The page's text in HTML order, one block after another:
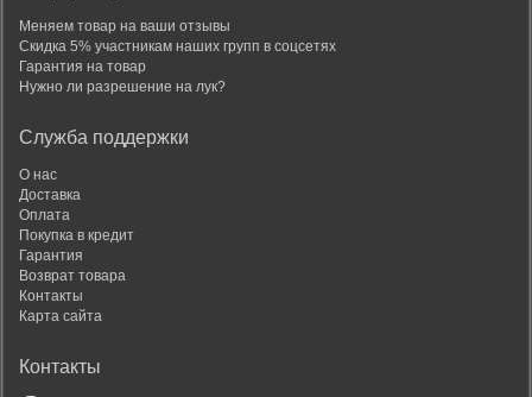
Меняем товар на ваши отзывы
Скидка 5% участникам наших групп в соцсетях
Гарантия на товар
Нужно ли разрешение на лук?
Служба поддержки
О нас
Доставка
Оплата
Покупка в кредит
Гарантия
Возврат товара
Контакты
Карта сайта
Контакты